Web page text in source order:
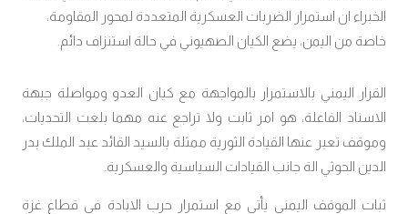
الخبراء ان استمرار الضربات العسكرية المتعددة لمحور المقاومة،
خاصة من اليمن، يضع الكيان الصهيوني في حالة استنزاف دائم.
القرار اليمني بالاستمرار بالمواجهة مع كيان العدو ومواصلة جبهة
الاسناد الفاعلة، هو امر ثابت ولا تراجع عنه مهما بلغت التحديات،
وموقف تعبر عنها القيادة الثورية ممثلة بالسيد القائد عبد الملك بدر
الدين الحوثي الة جانب القيادات السياسية والعسكرية.
ثبات الموقف اليمني يأتي مع استمرار حرب الابادة في قطاع غزة